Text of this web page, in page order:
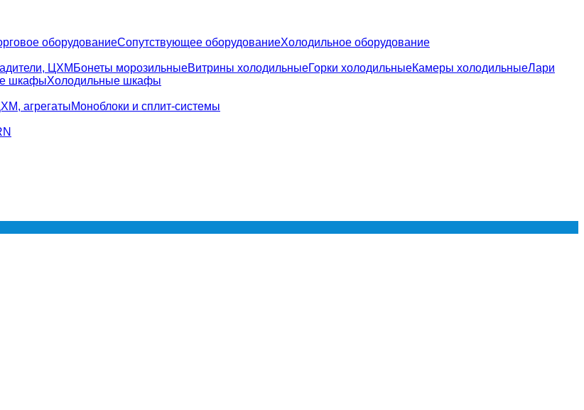
оборудованиеСопутствующее оборудованиеХолодильное оборудование
ЦХМ Бонеты морозильныеВитрины холодильныеГорки холодильныеКамеры холодильныеЛари
шкафыХолодильные шкафы
агрегатыМоноблоки и сплит-системы